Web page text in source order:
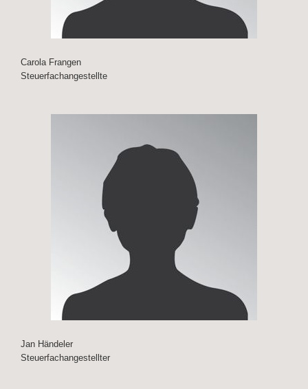
Carola Frangen
Steuerfachangestellte
Jan Händeler
Steuerfachangestellter